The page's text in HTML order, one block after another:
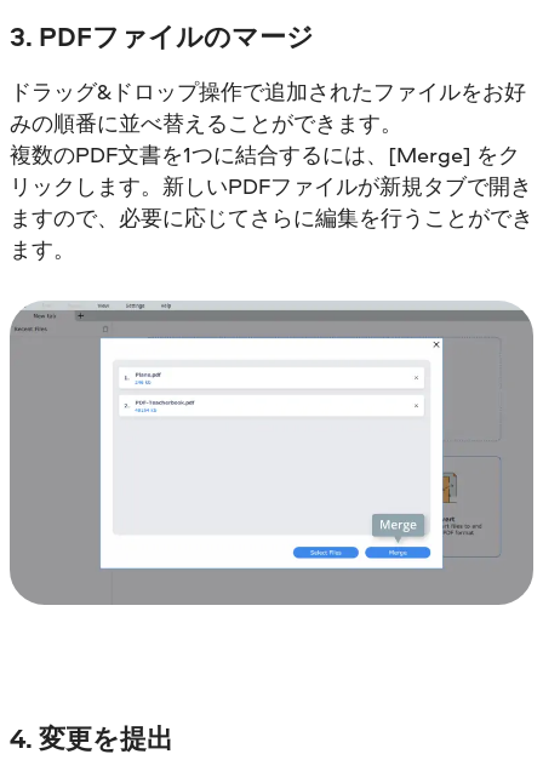
3. PDFファイルのマージ
ドラッグ&ドロップ操作で追加されたファイルをお好
みの順番に並べ替えることができます。
複数のPDF文書を1つに結合するには、[Merge] をク
リックします。新しいPDFファイルが新規タブで開き
ますので、必要に応じてさらに編集を行うことができ
ます。
4. 変更を提出